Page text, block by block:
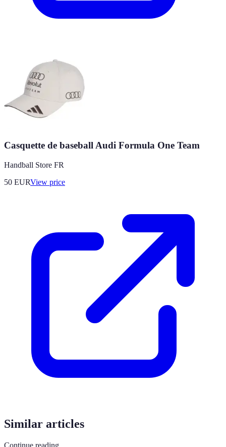
Casquette de baseball Audi Formula One Team
Handball Store FR
50 EURView price
Similar articles
Continue reading